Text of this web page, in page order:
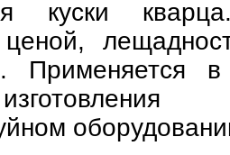
куски
ценой,
Применяется в